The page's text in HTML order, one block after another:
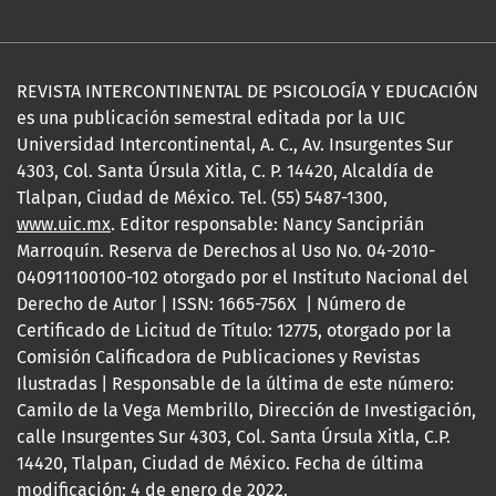
REVISTA INTERCONTINENTAL DE PSICOLOGÍA Y EDUCACIÓN
es una publicación semestral editada por la UIC
Universidad Intercontinental, A. C., Av. Insurgentes Sur
4303, Col. Santa Úrsula Xitla, C. P. 14420, Alcaldía de
Tlalpan, Ciudad de México. Tel. (55) 5487-1300,
www.uic.mx. Editor responsable: Nancy Sanciprián
Marroquín. Reserva de Derechos al Uso No. 04-2010-
040911100100-102 otorgado por el Instituto Nacional del
Derecho de Autor | ISSN: 1665-756X | Número de
Certificado de Licitud de Título: 12775, otorgado por la
Comisión Calificadora de Publicaciones y Revistas
Ilustradas | Responsable de la última de este número:
Camilo de la Vega Membrillo, Dirección de Investigación,
calle Insurgentes Sur 4303, Col. Santa Úrsula Xitla, C.P.
14420, Tlalpan, Ciudad de México. Fecha de última
modificación: 4 de enero de 2022.